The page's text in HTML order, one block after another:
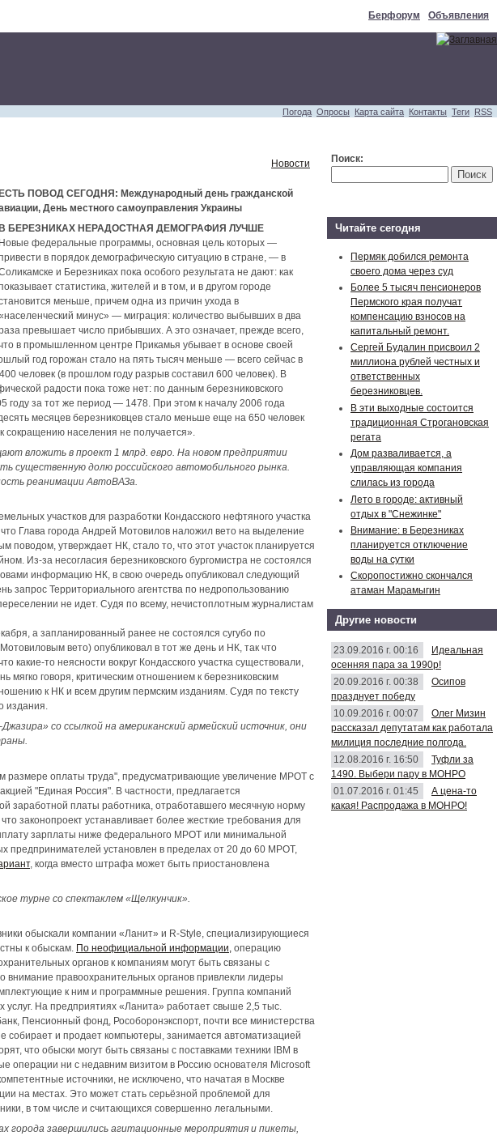
Берфорум Объявления
Погода Опросы Карта сайта Контакты Теги RSS
Новости
ПОВОД СЕГОДНЯ: Международный день гражданской
День местного самоуправления Украины
БЕРЕЗНИКАХ НЕРАДОСТНАЯ ДЕМОГРАФИЯ ЛУЧШЕ
Новые федеральные программы, основная цель которых —
в порядок демографическую ситуацию в стране, — в
и Березниках пока особого результата не дают: как
статистика, жителей и в том, и в другом городе
меньше, причем одна из причин ухода в
минус» — миграция: количество выбывших в два
превышает число прибывших. А это означает, прежде всего,
в промышленном центре Прикамья убывает в основе своей
год горожан стало на пять тысяч меньше — всего сейчас в
человек (в прошлом году разрыв составил 600 человек). В
радости пока тоже нет: по данным березниковского
году за тот же период — 1478. При этом к началу 2006 года
месяцев березниковцев стало меньше еще на 650 человек
населения не получается».
вложить в проект 1 млрд. евро. На новом предприятии
существенную долю российского автомобильного рынка.
реанимации АвтоВАЗа.
участков для разработки Кондасского нефтяного участка
Глава города Андрей Мотовилов наложил вето на выделение
поводом, утверждает НК, стало то, что этот участок планируется
Из-за несогласия березниковского бургомистра не состоялся
информацию НК, в свою очередь опубликовал следующий
запрос Территориального агентства по недропользованию
не идет. Судя по всему, нечистоплотным журналистам
а запланированный ранее не состоялся сугубо по
вето) опубликовал в тот же день и НК, так что
то неясности вокруг Кондасского участка существовали,
говоря, критическим отношением к березниковским
к НК и всем другим пермским изданиям. Судя по тексту
издания.
со ссылкой на американский армейский источник, они
размере оплаты труда", предусматривающие увеличение МРОТ с
"Единая Россия". В частности, предлагается
заработной платы работника, отработавшего месячную норму
законопроект устанавливает более жесткие требования для
зарплаты ниже федерального МРОТ или минимальной
установлен в пределах от 20 до 60 МРОТ,
, когда вместо штрафа может быть приостановлена
турне со спектаклем «Щелкунчик».
обыскали компании «Ланит» и R-Style, специализирующиеся
к обыскам. По неофициальной информации, операцию
органов к компаниям могут быть связаны с
правоохранительных органов привлекли лидеры
к ним и программные решения. Группа компаний
На предприятиях «Ланита» работает свыше 2,5 тыс.
Пенсионный фонд, Рособоронэкспорт, почти все министерства
собирает и продает компьютеры, занимается автоматизацией
что обыски могут быть связаны с поставками техники IBM в
ни с недавним визитом в Россию основателя Microsoft
источники, не исключено, что начатая в Москве
на местах. Это может стать серьёзной проблемой для
в том числе и считающихся совершенно легальными.
города завершились агитационные мероприятия и пикеты,
Поиск:
Читайте сегодня
Пермяк добился ремонта
своего дома через суд
Более 5 тысяч пенсионеров
Пермского края получат
компенсацию взносов на
капитальный ремонт.
Сергей Будалин присвоил 2
миллиона рублей честных и
ответственных
березниковцев.
В эти выходные состоится
традиционная Строгановская
регата
Дом разваливается, а
управляющая компания
слилась из города
Лето в городе: активный
отдых в "Снежинке"
Внимание: в Березниках
планируется отключение
воды на сутки
Скоропостижно скончался
атаман Марамыгин
Другие новости
23.09.2016 г. 00:16
Идеальная
осенняя пара за 1990р!
20.09.2016 г. 00:38
Осипов
празднует победу
10.09.2016 г. 00:07
Олег Мизин
рассказал депутатам как работала
милиция последние полгода.
12.08.2016 г. 16:50
Туфли за
1490. Выбери пару в МОНРО
01.07.2016 г. 01:45
А цена-то
какая! Распродажа в МОНРО!